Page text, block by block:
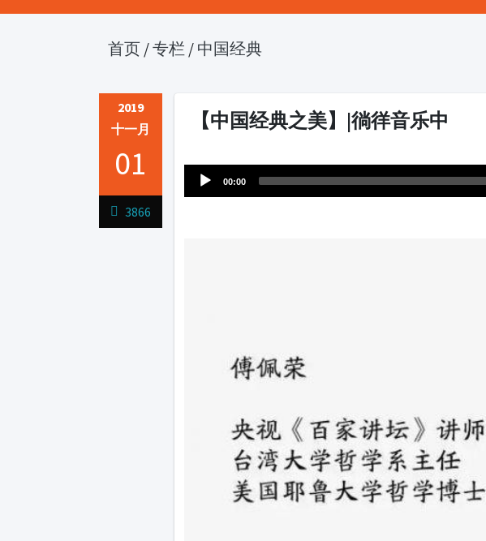
首页 /专栏 / 中国经典
2019
十一月
01
3866
【中国经典之美】|徜徉音乐中
Player
00:00